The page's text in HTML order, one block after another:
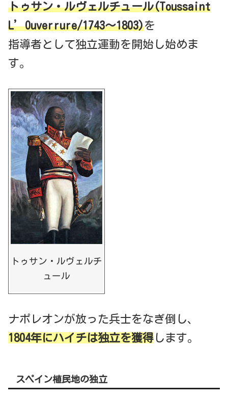
トゥサン・ルヴェルチュール(Toussaint
L’Ouverrure/1743～1803)を
指導者として独立運動を開始し始めま
す。
トゥサン・ルヴェルチ
ュール
ナポレオンが放った兵士をなぎ倒し、
1804年にハイチは独立を獲得します。
スペイン植民地の独立